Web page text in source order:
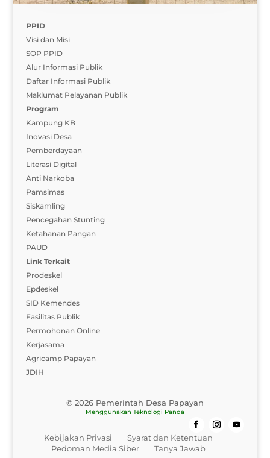
PPID
Visi dan Misi
SOP PPID
Alur Informasi Publik
Daftar Informasi Publik
Maklumat Pelayanan Publik
Program
Kampung KB
Inovasi Desa
Pemberdayaan
Literasi Digital
Anti Narkoba
Pamsimas
Siskamling
Pencegahan Stunting
Ketahanan Pangan
PAUD
Link Terkait
Prodeskel
Epdeskel
SID Kemendes
Fasilitas Publik
Permohonan Online
Kerjasama
Agricamp Papayan
JDIH
© 2026 Pemerintah Desa Papayan
Menggunakan Teknologi Panda
Kebijakan Privasi
Syarat dan Ketentuan
Pedoman Media Siber
Tanya Jawab